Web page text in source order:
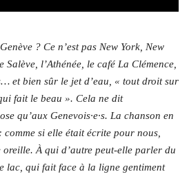
? Ce n’est pas New York, New
Salève, l’Athénée, le café La Clémence,
et bien sûr le jet d’eau, « tout droit sur
faitle beau ». Cela ne dit
qu’aux Genevois·e·s. La chanson en
si elle était écrite pour nous,
oreille. À qui d’autre peut-elle parler du
lac, qui fait face à la ligne gentiment